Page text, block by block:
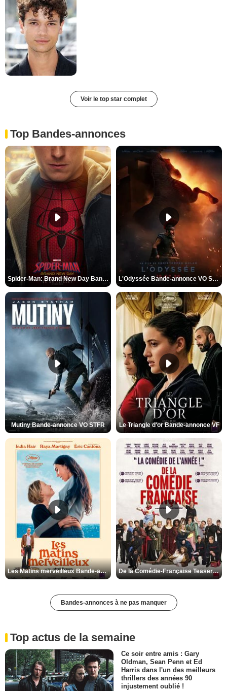
Voir le top star complet
Top Bandes-annonces
Spider-Man: Brand New Day Bande-annonce VO STFR L'Odyssée Bande-annonce VO STFR
Mutiny Bande-annonce VO STFR Le Triangle d'or Bande-annonce VF
Les Matins merveilleux Bande-annonce VF De la Comédie-Française Teaser VF
Bandes-annonces à ne pas manquer
Top actus de la semaine
Ce soir entre amis : Gary
Oldman, Sean Penn et Ed
Harris dans l'un des meilleurs
thrillers des années 90
injustement oublié !